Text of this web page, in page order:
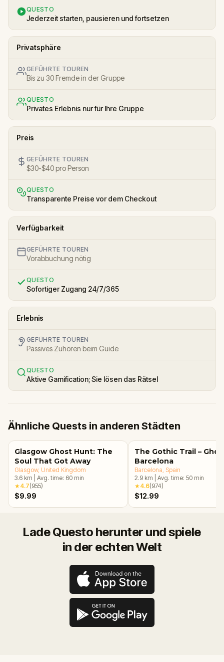
QUESTO
Jederzeit starten, pausieren und fortsetzen
Privatsphäre
GEFÜHRTE TOUREN
Bis zu 30 Fremde in der Gruppe
QUESTO
Privates Erlebnis nur für Ihre Gruppe
Preis
GEFÜHRTE TOUREN
$30-$40 pro Person
QUESTO
Transparente Preise vor dem Checkout
Verfügbarkeit
GEFÜHRTE TOUREN
Vorabbuchung nötig
QUESTO
Sofortiger Zugang 24/7/365
Erlebnis
GEFÜHRTE TOUREN
Passives Zuhören beim Guide
QUESTO
Aktive Gamification; Sie lösen das Rätsel
Ähnliche Quests in anderen Städten
Glasgow Ghost Hunt: The
Soul That Got Away
Glasgow, United Kingdom
3.6 km Avg. time: 60 min
★4.7(955)
$9.99
The Gothic Trail –
Barcelona
Barcelona , Spain
2.9 km Avg. time: 50 min
★4.6(974)
$12.99
Lade Questo herunter und spiele
in der echten Welt